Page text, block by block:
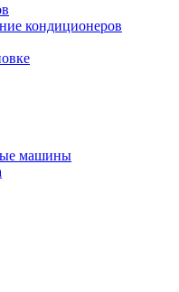
кондиционеров
машины